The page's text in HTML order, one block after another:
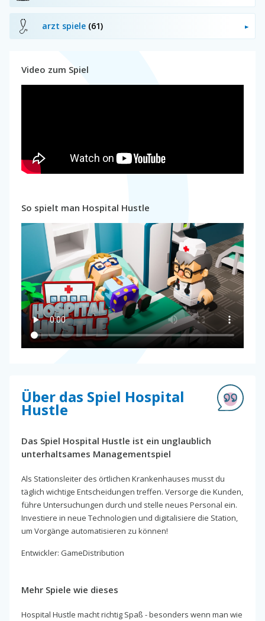
arzt spiele (61)
Video zum Spiel
So spielt man Hospital Hustle
Über das Spiel Hospital
Hustle
Das Spiel Hospital Hustle ist ein unglaublich
unterhaltsames Managementspiel
Als Stationsleiter des örtlichen Krankenhauses musst du
täglich wichtige Entscheidungen treffen. Versorge die Kunden,
führe Untersuchungen durch und stelle neues Personal ein.
Investiere in neue Technologien und digitalisiere die Station,
um Vorgänge automatisieren zu können!
Entwickler: GameDistribution
Mehr Spiele wie dieses
Hospital Hustle macht richtig Spaß - besonders wenn man wie